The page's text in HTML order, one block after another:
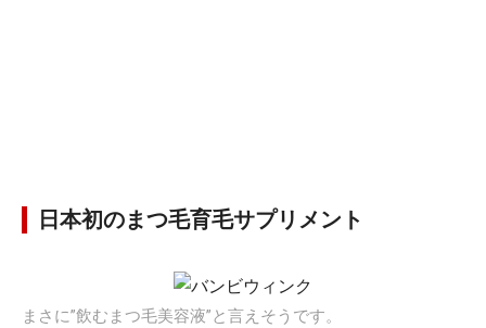
日本初のまつ毛育毛サプリメント
まさに”飲むまつ毛美容液”と言えそうです。